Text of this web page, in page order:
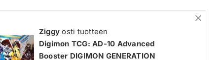
Ziggy osti tuotteen
Digimon TCG: AD-10 Advanced
Booster DIGIMON GENERATION